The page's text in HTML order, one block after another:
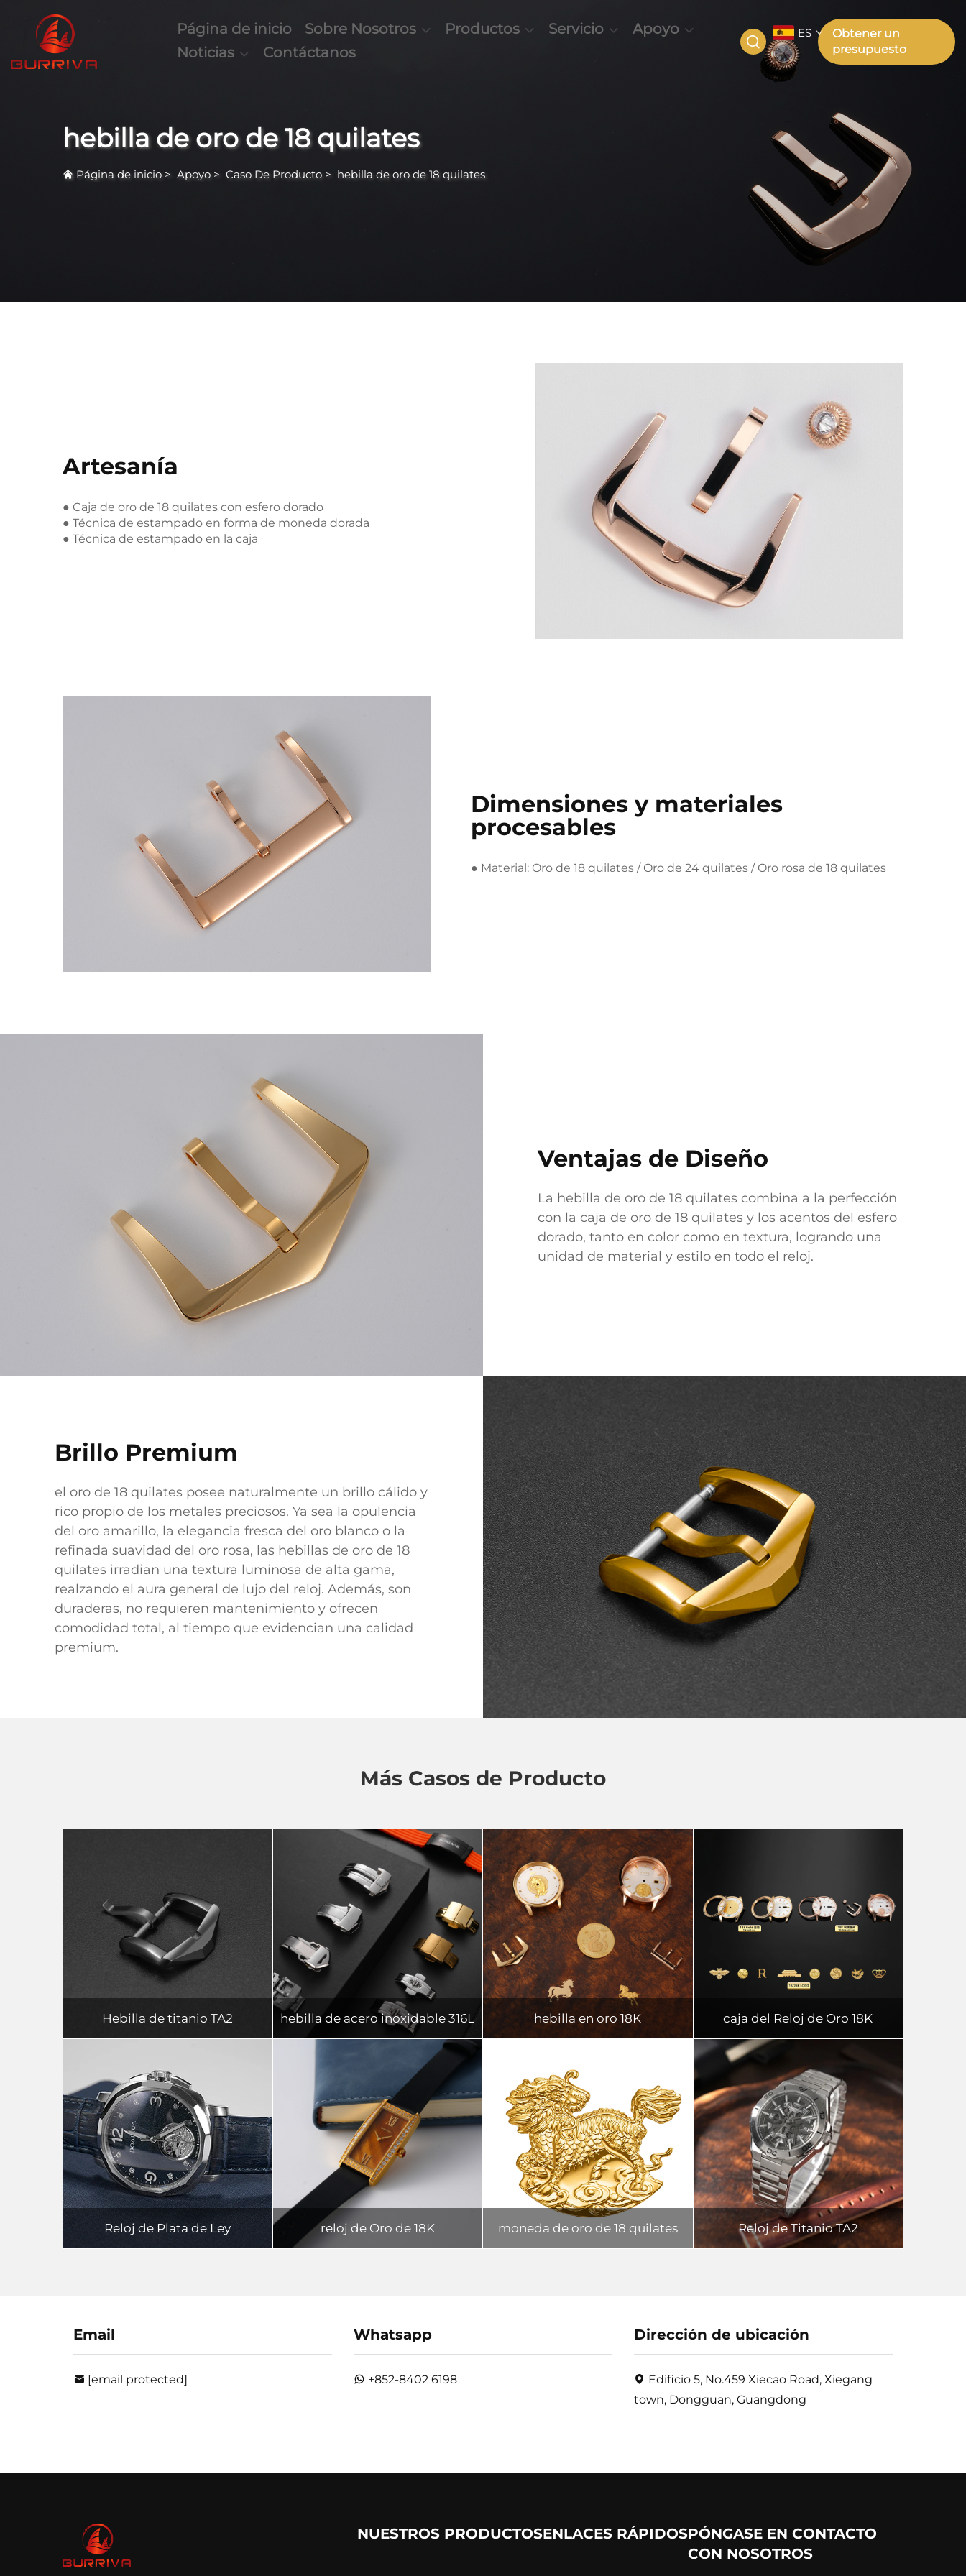
Página de inicio Sobre Nosotros Productos Servicio
Apoyo
Noticias
Contáctanos
ES
Obtener un
presupuesto
hebilla de oro de 18 quilates
Página de inicio > Apoyo > Caso De Producto > hebilla de oro de 18 quilates
Artesanía
● Caja de oro de 18 quilates con esfero dorado
● Técnica de estampado en forma de moneda dorada
● Técnica de estampado en la caja
Dimensiones y materiales
procesables
● Material: Oro de 18 quilates / Oro de 24 quilates / Oro rosa de 18 quilates
Ventajas de Diseño
La hebilla de oro de 18 quilates combina a la perfección
con la caja de oro de 18 quilates y los acentos del esfero
dorado, tanto en color como en textura, logrando una
unidad de material y estilo en todo el reloj.
Brillo Premium
el oro de 18 quilates posee naturalmente un brillo cálido y
rico propio de los metales preciosos. Ya sea la opulencia
del oro amarillo, la elegancia fresca del oro blanco o la
refinada suavidad del oro rosa, las hebillas de oro de 18
quilates irradian una textura luminosa de alta gama,
realzando el aura general de lujo del reloj. Además, son
duraderas, no requieren mantenimiento y ofrecen
comodidad total, al tiempo que evidencian una calidad
premium.
Más Casos de Producto
Hebilla de titanio TA2 hebilla de acero inoxidable 316L hebilla en oro 18K caja del Reloj de Oro 18K
Reloj de Plata de Ley reloj de Oro de 18K moneda de oro de 18 quilates Reloj de Titanio TA2
Email
[email protected]
Whatsapp
+852-8402 6198
Dirección de ubicación
Edificio 5, No.459 Xiecao Road, Xiegang
town, Dongguan, Guangdong
NUESTROS PRODUCTOSENLACES RÁPIDOSPÓNGASE EN CONTACTO
CON NOSOTROS